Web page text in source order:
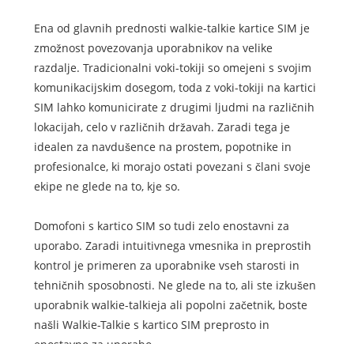
Ena od glavnih prednosti walkie-talkie kartice SIM je
zmožnost povezovanja uporabnikov na velike
razdalje. Tradicionalni voki-tokiji so omejeni s svojim
komunikacijskim dosegom, toda z voki-tokiji na kartici
SIM lahko komunicirate z drugimi ljudmi na različnih
lokacijah, celo v različnih državah. Zaradi tega je
idealen za navdušence na prostem, popotnike in
profesionalce, ki morajo ostati povezani s člani svoje
ekipe ne glede na to, kje so.
Domofoni s kartico SIM so tudi zelo enostavni za
uporabo. Zaradi intuitivnega vmesnika in preprostih
kontrol je primeren za uporabnike vseh starosti in
tehničnih sposobnosti. Ne glede na to, ali ste izkušen
uporabnik walkie-talkieja ali popolni začetnik, boste
našli Walkie-Talkie s kartico SIM preprosto in